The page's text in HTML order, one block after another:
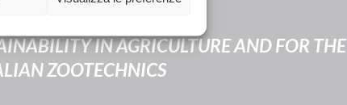
IN AGRICULTURE AND FOR THE
ZOOTECHNICS